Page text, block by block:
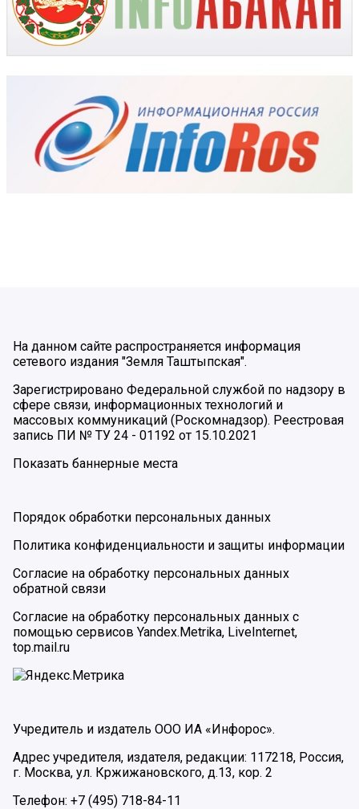
На данном сайте распространяется информация
сетевого издания "Земля Таштыпская".
Зарегистрировано Федеральной службой по надзору в
сфере связи, информационных технологий и
массовых коммуникаций (Роскомнадзор). Реестровая
запись ПИ № ТУ 24 - 01192 от 15.10.2021
Показать баннерные места
Порядок обработки персональных данных
Политика конфиденциальности и защиты информации
Согласие на обработку персональных данных
обратной связи
Согласие на обработку персональных данных с
помощью сервисов Yandex.Metrika, LiveInternet,
top.mail.ru
Учредитель и издатель ООО ИА «Инфорос».
Адрес учредителя, издателя, редакции: 117218, Россия,
г. Москва, ул. Кржижановского, д.13, кор. 2
Телефон: +7 (495) 718-84-11